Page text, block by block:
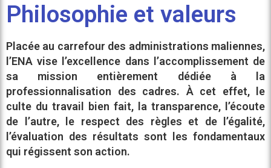
Philosophie et valeurs
Placée au carrefour des administrations maliennes,
l’ENAvise l’excellence dans l’accomplissement de
sa mission entièrement dédiée à la
professionnalisation des cadres. À cet effet, le
culte du travail bien fait, la transparence, l’écoute
de l’autre, le respect des règles et de l’égalité,
l’évaluation des résultats sont les fondamentaux
qui régissent son action.